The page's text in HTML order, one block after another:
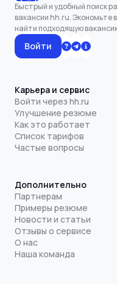
Быстрый и удобный поиск
вакансии hh.ru. Экономьте
найти подходящую
Войти
Карьера и сервис
Войти через hh.ru
Улучшение резюме
Как это работает
Список тарифов
Частые вопросы
Дополнительно
Партнерам
Примеры резюме
Новости и статьи
Отзывы о сервисе
О нас
Наша команда